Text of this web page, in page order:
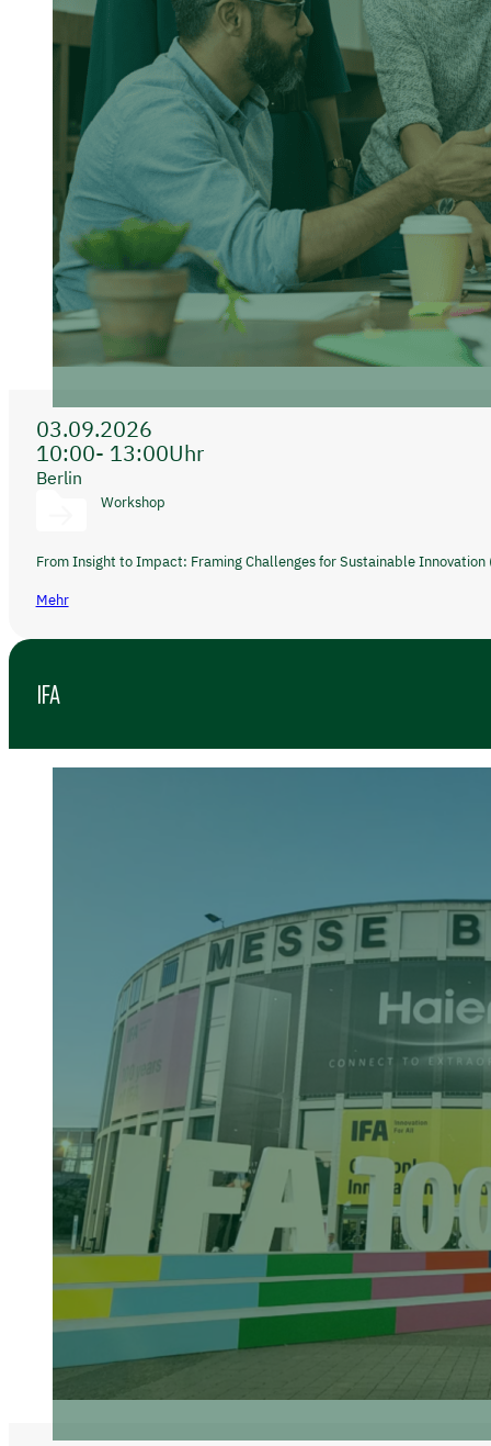
03.09.2026
10:00- 13:00Uhr
Berlin
Workshop
From Insight to Impact: Framing Challenges for Sustainable Innovation
Mehr
IFA